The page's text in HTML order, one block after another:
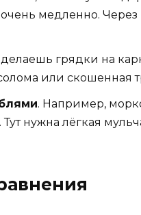
медленно. Через
грядки на
или скошенная
. Например,
нужна лёгкая